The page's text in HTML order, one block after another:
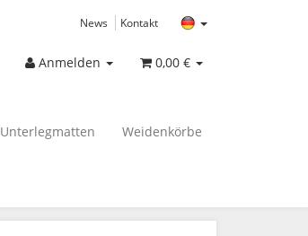
News Kontakt
Anmelden 0,00 €
Unterlegmatten Weidenkörbe